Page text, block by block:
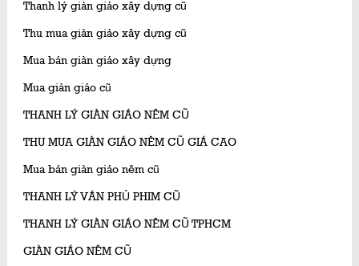
Thanh lý giàn giáo xây dựng cũ
Thu mua giàn giáo xây dựng cũ
Mua bán giàn giáo xây dựng
Mua giàn giáo cũ
THANH LÝ GIÀN GIÁO NÊM CŨ
THU MUA GIÀN GIÁO NÊM CŨ GIÁ CAO
Mua bán giàn giáo nêm cũ
THANH LÝ VÁN PHỦ PHIM CŨ
THANH LÝ GIÀN GIÁO NÊM CŨ TPHCM
GIÀN GIÁO NÊM CŨ